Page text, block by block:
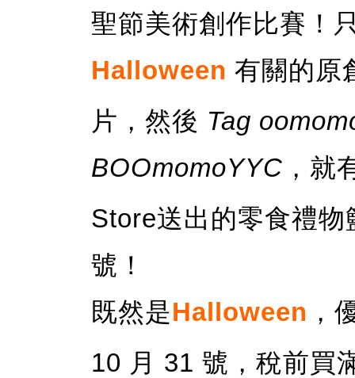
聖節美術創作比賽！
Halloween 有關的原
片，然後 Tag
BOOmomoYYC ，就
Store送出的零食禮
號！
既然是Halloween ，
10 月 31 號，稅前買